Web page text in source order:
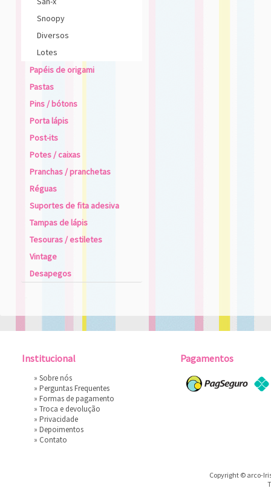
Snoopy
Diversos
Lotes
Papéis de origami
Pastas
Pins / bótons
Porta lápis
Post-its
Potes / caixas
Pranchas / pranchetas
Réguas
Suportes de fita adesiva
Tampas de lápis
Tesouras / estiletes
Vintage
Desapegos
Institucional
» Sobre nós
» Perguntas Frequentes
» Formas de pagamento
» Troca e devolução
» Privacidade
» Depoimentos
» Contato
Pagamentos
Copyright © arco-